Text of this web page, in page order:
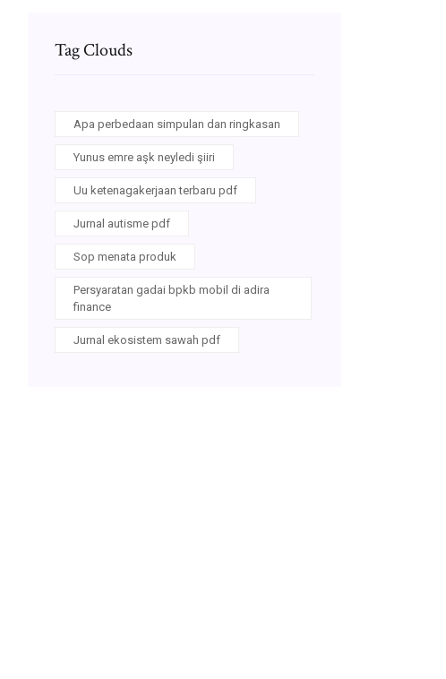
Tag Clouds
Apa perbedaan simpulan dan ringkasan
Yunus emre aşk neyledi şiiri
Uu ketenagakerjaan terbaru pdf
Jurnal autisme pdf
Sop menata produk
Persyaratan gadai bpkb mobil di adira
finance
Jurnal ekosistem sawah pdf